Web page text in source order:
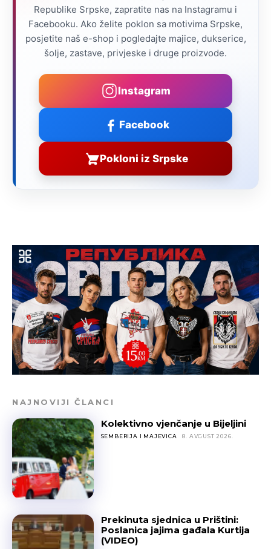
Republike Srpske, zapratite nas na Instagramu i
Facebooku. Ako želite poklon sa motivima Srpske,
posjetite naš e-shop i pogledajte majice, dukserice,
šolje, zastave, privjeske i druge proizvode.
Instagram
Facebook
Pokloni iz Srpske
NAJNOVIJI ČLANCI
Kolektivno vjenčanje u Bijeljini
SEMBERIJA I MAJEVICA 8. AVGUST 2026.
Prekinuta sjednica u Prištini:
Poslanica jajima gađala Kurtija
(VIDEO)